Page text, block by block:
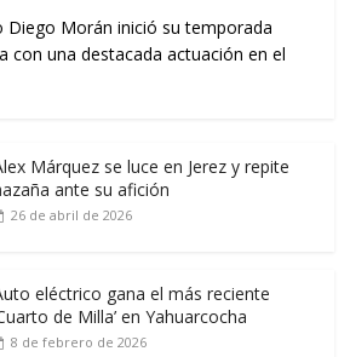
Diego Morán inició su temporada
con una destacada actuación en el
Márquez se luce en Jerez y repite
ante su afición
26 de abril de 2026
eléctrico gana el más reciente
de Milla’ en Yahuarcocha
8 de febrero de 2026